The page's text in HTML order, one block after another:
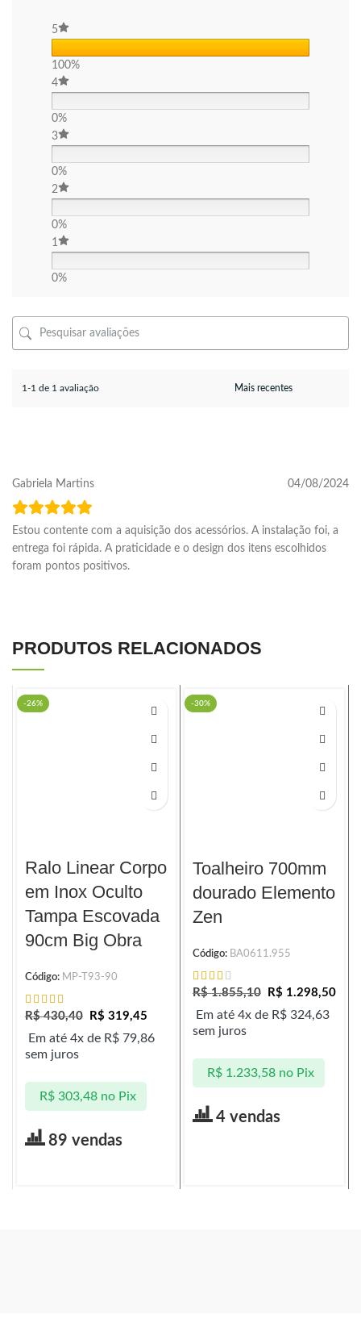
5
100%
4
0%
3
0%
2
0%
1
0%
1-1 de 1 avaliação
Gabriela Martins 04/08/2024
Estou contente com a aquisição dos acessórios. A instalação foi, a
entrega foi rápida. A praticidade e o design dos itens escolhidos
foram pontos positivos.
PRODUTOS RELACIONADOS
-26%
Ralo Linear Corpo
em Inox Oculto
Tampa Escovada
90cm Big Obra
Código: MP-T93-90
R$430,40 R$ 319,45
Em até 4x de R$ 79,86
sem juros
R$303,48 no Pix
89 vendas
-30%
Toalheiro 700mm
dourado Elemento
Zen
Código: BA0611.955
R$1.855,10 R$ 1.298,50
Em até 4x de R$ 324,63
sem juros
R$1.233,58 no Pix
4 vendas